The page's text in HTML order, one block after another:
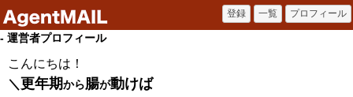
- 運営者プロフィール
こんにちは！
＼ 更年期から腸が動けば